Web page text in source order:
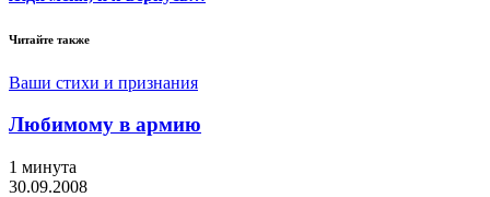
Читайте также
Ваши стихи и признания
Любимому в армию
1 минута
30.09.2008